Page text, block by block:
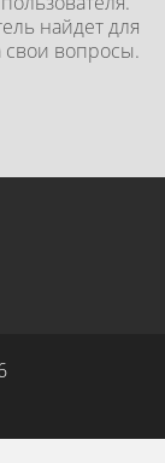
найдет для
свои вопросы.